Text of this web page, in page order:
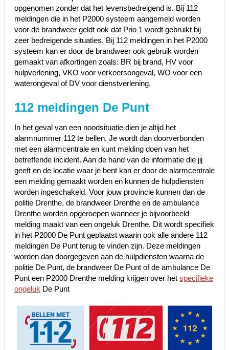
opgenomen zonder dat het levensbedreigend is. Bij 112
meldingen die in het P2000 systeem aangemeld worden
voor de brandweer geldt ook dat Prio 1 wordt gebruikt bij
zeer bedreigende situaties. Bij 112 meldingen in het P2000
systeem kan er door de brandweer ook gebruik worden
gemaakt van afkortingen zoals: BR bij brand, HV voor
hulpverlening, VKO voor verkeersongeval, WO voor een
waterongeval of DV voor dienstverlening.
112 meldingen De Punt
In het geval van een noodsituatie dien je altijd het
alarmnummer 112 te bellen. Je wordt dan doorverbonden
met een alarmcentrale en kunt melding doen van het
betreffende incident. Aan de hand van de informatie die jij
geeft en de locatie waar je bent kan er door de alarmcentrale
een melding gemaakt worden en kunnen de hulpdiensten
worden ingeschakeld. Voor jouw provincie kunnen dan de
politie Drenthe, de brandweer Drenthe en de ambulance
Drenthe worden opgeroepen wanneer je bijvoorbeeld
melding maakt van een ongeluk Drenthe. Dit wordt specifiek
in het P2000 De Punt geplaatst waarin ook alle andere 112
meldingen De Punt terug te vinden zijn. Deze meldingen
worden dan doorgegeven aan de hulpdiensten waarna de
politie De Punt, de brandweer De Punt of de ambulance De
Punt een P2000 Drenthe melding krijgen over het specifieke
ongeluk De Punt